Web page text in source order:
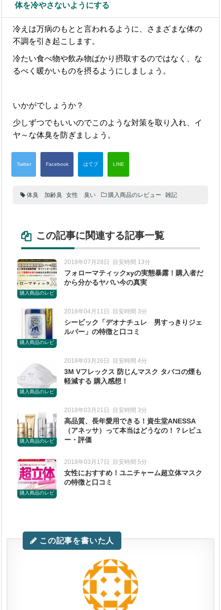
体を冷やさないようにする
冷えは万病のもとと言われるように、さまざまな体の
不調を引き起こします。
冷たい食べ物や飲み物ばかり摂取するのではなく、な
るべく暖かいものを摂るようにしましょう。
いかがでしょうか？
少しずつでもいいのでこのような対策を取り入れ、イ
ヤ～な体臭を防ぎましょう。
体臭 加齢臭 女性 臭い 購入商品のレビュー 雑記
この記事に関連する記事一覧
購入商品のレビ
ュー
2018年07月28日 目安時間 13分
フォローマティックxyの実態暴露！購入者だ
から分かるヤバい今の真実
購入商品のレビ
ュー
2018年04月11日 目安時間 3分
シービック「デオナチュレ 男すっきりジェ
ルバー」の特徴と口コミ
購入商品のレビ
ュー
2018年03月26日 目安時間 4分
3M Vフレックス 防じんマスク タバコの煙も
軽減する 購入感想！
購入商品のレビ
ュー
2018年03月21日 目安時間 3分
高品質、長年愛用できる！資生堂ANESSA
（アネッサ）って本当はどうなの！？レビュ
ー・評価
購入商品のレビ
ュー
2018年03月17日 目安時間 5分
女性におすすめ！ユニチャーム超立体マスク
の特徴と口コミ
この記事を書いた人